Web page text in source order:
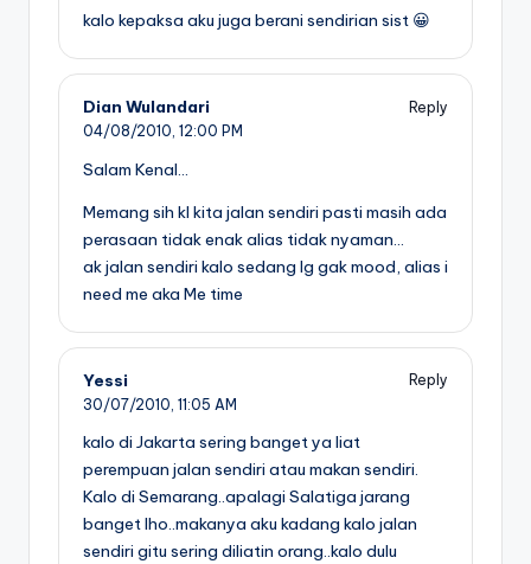
kalo kepaksa aku juga berani sendirian sist 😀
Dian Wulandari
Reply
04/08/2010, 12:00 PM
Salam Kenal…
Memang sih kl kita jalan sendiri pasti masih ada
perasaan tidak enak alias tidak nyaman…
ak jalan sendiri kalo sedang lg gak mood, alias i
need me aka Me time
Yessi
Reply
30/07/2010, 11:05 AM
kalo di Jakarta sering banget ya liat
perempuan jalan sendiri atau makan sendiri.
Kalo di Semarang..apalagi Salatiga jarang
banget lho..makanya aku kadang kalo jalan
sendiri gitu sering diliatin orang..kalo dulu